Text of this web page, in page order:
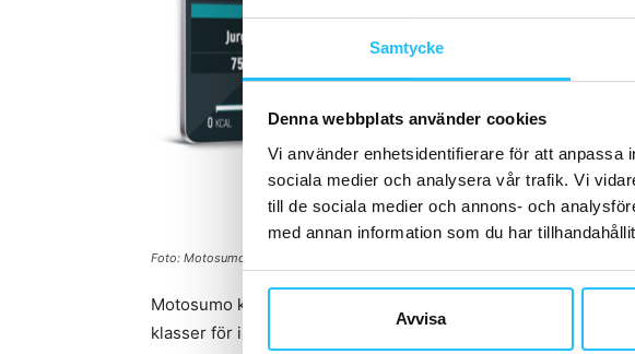
Samtycke
Denna webbplats använder cookies
Vi använder enhetsidentifierare för att anpassa
sociala medier och analysera vår trafik. Vi
till de sociala medier och annons- och
med annan information som du har
Avvisa
Foto: Motosumo
Motosumo kommer att rullas ut på medley-anläggningar
klasser för inomhuscykling med pulsmätning.